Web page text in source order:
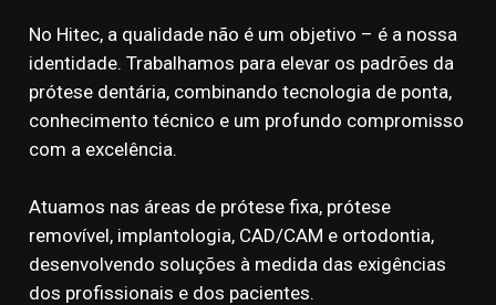
No Hitec, a qualidade não é um objetivo – é a nossa
identidade. Trabalhamos para elevar os padrões da
prótese dentária, combinando tecnologia de ponta,
conhecimento técnico e um profundo compromisso
com a excelência.
Atuamos nas áreas de prótese fixa, prótese
removível, implantologia, CAD/CAM e ortodontia,
desenvolvendo soluções à medida das exigências
dos profissionais e dos pacientes.